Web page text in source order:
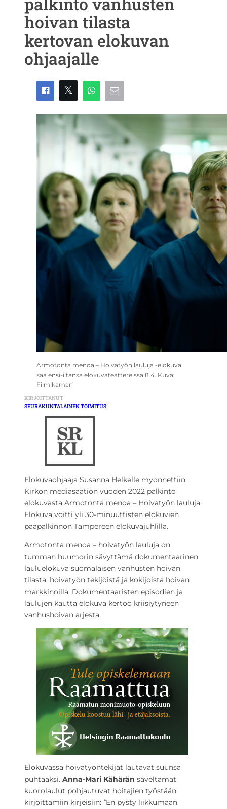
hoivan tilasta
kertovan elokuvan
ohjaajalle
Armotonta menoa – Hoivatyön lauluja -elokuva
saa ensi-iltansa elokuvateattereissa 8.4. Kuva:
Filmikamari
KIRJOITTANUT
SEURAKUNTALAINEN TOIMITUS
Elokuvaohjaaja Susanna Helkelle myönnettiin
Kirkon mediasäätiön vuoden 2022 palkinto
elokuvasta Armotonta menoa – Hoivatyön lauluja.
Elokuva voitti yli 30-minuuttisten elokuvien
pääpalkinnon Tampereen elokuvajuhlilla.
Armotonta menoa – hoivatyön lauluja on
tumman huumorin sävyttämä dokumentaarinen
lauluelokuva suomalaisen vanhusten hoivan
tilasta, hoivatyön tekijöistä ja kokijoista hoivan
markkinoilla. Dokumentaaristen episodien ja
laulujen kautta elokuva kertoo kriisiytyneen
vanhushoivan arjesta.
Elokuvassa hoivatyöntekijät lautavat suunsa
puhtaaksi. Anna-Mari Kähärän säveltämät
kuorolaulut pohjautuvat hoitajien työstään
kirjoittamiin kirjeisiin: ”En pysty liikkumaan